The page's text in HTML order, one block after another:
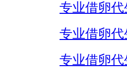
专业借卵
专业借卵代
专业借卵代